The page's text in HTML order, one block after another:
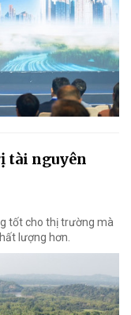
tài nguyên
tốt cho thị trường mà
lượng hơn.